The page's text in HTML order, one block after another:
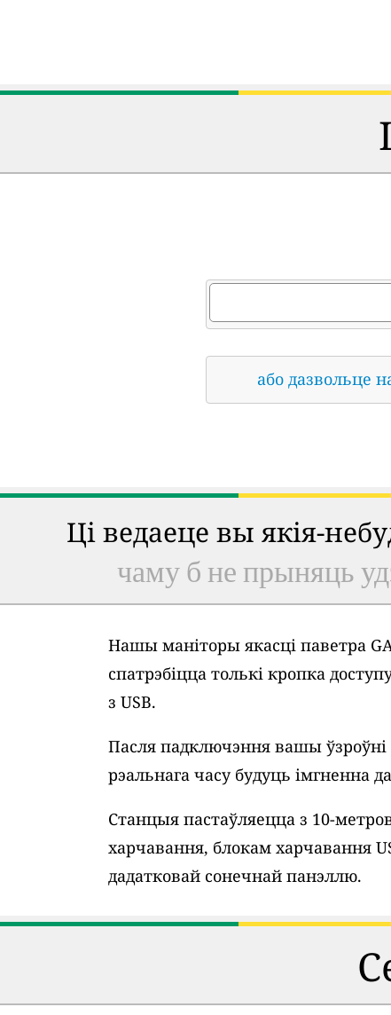
або дазвольце
Ці ведаеце вы якія-
чаму б не прыняць
Нашы маніторы якасці паветра
спатрэбіцца толькі кропка
з USB.
Пасля падключэння вашы
рэальнага часу будуць імгненна
Станцыя пастаўляецца з 10-
харчавання, блокам харчавання
дадатковай сонечнай панэллю.